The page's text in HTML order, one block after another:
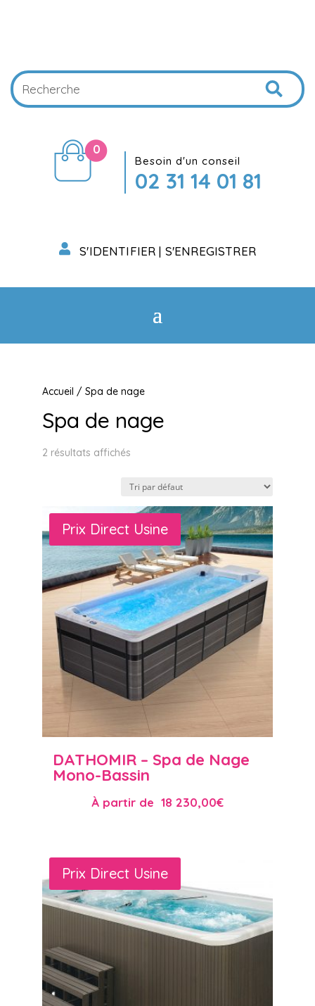
0
Besoin d'un conseil
02 31 14 01 81
S'IDENTIFIER | S'ENREGISTRER
Accueil / Spa de nage
Spa de nage
2 résultats affichés
Prix Direct Usine
DATHOMIR – Spa de Nage
Mono-Bassin
À partir de 18 230,00€
Prix Direct Usine